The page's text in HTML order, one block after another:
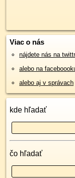
Viac o nás
nájdete nás na
alebo na
alebo aj v správach
kde hľadať
čo hľadať